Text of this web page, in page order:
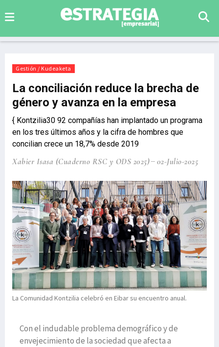
Gestión / Kudeaketa
La conciliación reduce la brecha de
género y avanza en la empresa
{ Kontzilia30 92 compañías han implantado un programa
en los tres últimos años y la cifra de hombres que
concilian crece un 18,7% desde 2019
Xabier Isasa (Cuaderno RSC y ODS 2025) 02-Julio-2025
La Comunidad Kontzilia celebró en Eibar su encuentro anual.
Con el indudable problema demográfico y de
envejecimiento de la sociedad que afecta a